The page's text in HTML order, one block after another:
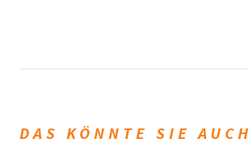
DAS KÖNNTE SIE AUCH